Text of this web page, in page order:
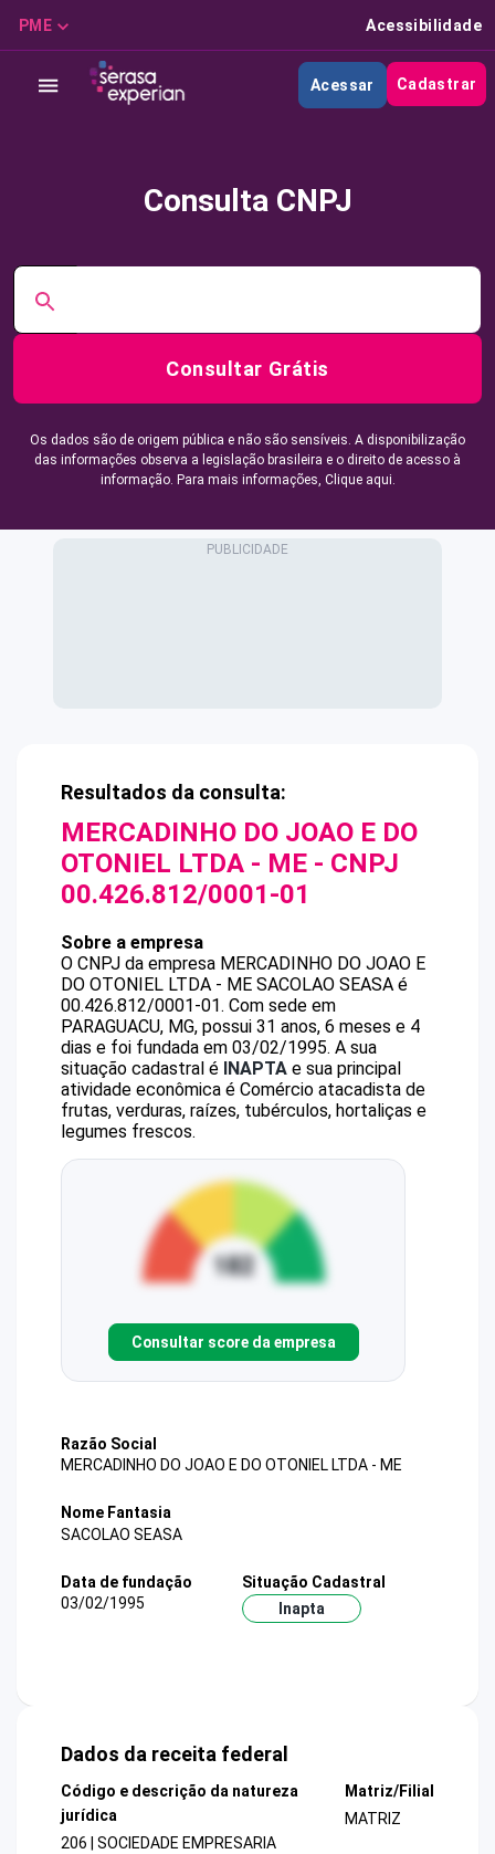
PME Acessibilidade
Acessar Cadastrar
Consulta CNPJ
Consultar Grátis
Os dados são de origem pública e não são sensíveis. A disponibilização
das informações observa a legislação brasileira e o direito de acesso à
informação. Para mais informações, Clique aqui.
Resultados da consulta:
MERCADINHO DO JOAO E DO
OTONIEL LTDA - ME - CNPJ
00.426.812/0001-01
Sobre a empresa
O CNPJ da empresa MERCADINHO DO JOAO E
DO OTONIEL LTDA - ME SACOLAO SEASA é
00.426.812/0001-01. Com sede em
PARAGUACU, MG, possui 31 anos, 6 meses e 4
dias e foi fundada em 03/02/1995. A sua
situação cadastral é INAPTA e sua principal
atividade econômica é Comércio atacadista de
frutas, verduras, raízes, tubérculos, hortaliças e
legumes frescos.
Consultar score da empresa
Razão Social
MERCADINHO DO JOAO E DO OTONIEL LTDA - ME
Nome Fantasia
SACOLAO SEASA
Data de fundação
03/02/1995
Situação Cadastral
Inapta
Dados da receita federal
Código e descrição da natureza
jurídica
206 | SOCIEDADE EMPRESARIA
Matriz/Filial
MATRIZ